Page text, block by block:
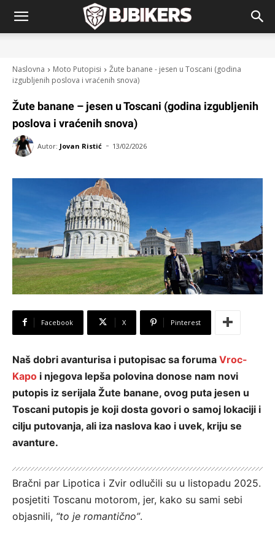
Naslovna Moto Putopisi
Žute banane - jesen u Toscani (godina
izgubljenih poslova i vraćenih snova)
Žute banane – jesen u Toscani (godina izgubljenih
poslova i vraćenih snova)
Autor: Jovan Ristić - 13/02/2026
Facebook X Pinterest
Naš dobri avanturisa i putopisac sa foruma Vroc-
Kapo i njegova lepša polovina donose nam novi
putopis iz serijala Žute banane, ovog puta jesen u
Toscani putopis je koji dosta govori o samoj lokaciji i
cilju putovanja, ali iza naslova kao i uvek, kriju se
avanture.
Bračni par Lipotica i Zvir odlučili su u listopadu 2025.
posjetiti Toscanu motorom, jer, kako su sami sebi
objasnili, “to je romantično”.